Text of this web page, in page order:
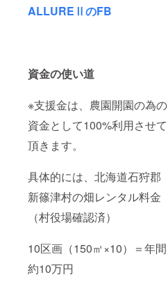
ALLUREⅡのFB
資金の使い道
※支援金は、農園開園の為の
資金として100%利用させて
頂きます。
具体的には、北海道石狩郡
新篠津村の畑レンタル料金
（村役場確認済）
10区画（150㎡×10）＝年間
約10万円